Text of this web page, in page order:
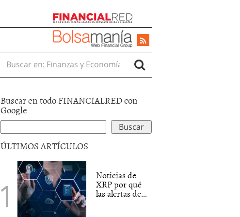
Buscar en:
Buscar en todo FINANCIALRED con
Google
ÚLTIMOS ARTÍCULOS
Noticias de
XRP por qué
las alertas de...